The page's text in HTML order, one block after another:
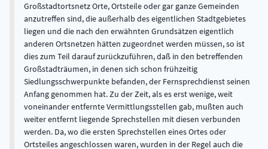
Großstadtortsnetz Orte, Ortsteile oder gar ganze Gemeinden
anzutreffen sind, die außerhalb des eigentlichen Stadtgebietes
liegen und die nach den erwähnten Grundsätzen eigentlich
anderen Ortsnetzen hätten zugeordnet werden müssen, so ist
dies zum Teil darauf zurückzuführen, daß in den betreffenden
Großstadträumen, in denen sich schon frühzeitig
Siedlungsschwerpunkte befanden, der Fernsprechdienst seinen
Anfang genommen hat. Zu der Zeit, als es erst wenige, weit
voneinander entfernte Vermittlungsstellen gab, mußten auch
weiter entfernt liegende Sprechstellen mit diesen verbunden
werden. Da, wo die ersten Sprechstellen eines Ortes oder
Ortsteiles angeschlossen waren, wurden in der Regel auch die